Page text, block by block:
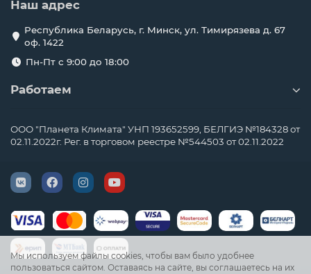
Мы используем файлы cookies, чтобы вам было удобнее
пользоваться сайтом. Оставаясь на сайте, вы соглашаетесь на их
Наш адрес
Республика Беларусь, г. Минск, ул. Тимирязева д. 67
оф. 1422
Пн-Пт с 9:00 до 18:00
Работаем
ООО "Планета Климата" УНП 193652599, БЕЛГИЭ №184328 от
02.11.2022г. Рег. в торговом реестре №544503 от 02.11.2022